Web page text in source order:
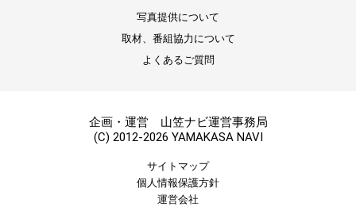
写真提供について
取材、番組協力について
よくあるご質問
企画・運営 山笠ナビ運営事務局
(C) 2012-2026 YAMAKASA NAVI
サイトマップ
個人情報保護方針
運営会社